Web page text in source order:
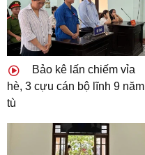
Bảo kê lấn chiếm vỉa
hè, 3 cựu cán bộ lĩnh 9 năm
tù